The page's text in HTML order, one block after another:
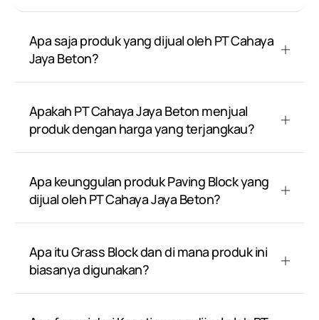
Apa saja produk yang dijual oleh PT Cahaya
Jaya Beton?
Apakah PT Cahaya Jaya Beton menjual
produk dengan harga yang terjangkau?
Apa keunggulan produk Paving Block yang
dijual oleh PT Cahaya Jaya Beton?
Apa itu Grass Block dan di mana produk ini
biasanya digunakan?